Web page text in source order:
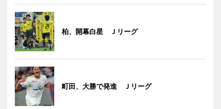
柏、開幕白星 Ｊリーグ
町田、大勝で発進 Ｊリーグ